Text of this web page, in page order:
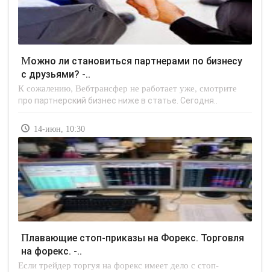
Можно ли становиться партнерами по бизнесу
с друзьями? -..
К сожалению, Вебтрансфер не работает уже, смотрите
про партнерский бизнес ниже в статье. Сегодня..
14-июн, 10:30
Плавающие стоп-приказы на Форекс. Торговля
на форекс. -..
Если трейдер торгуя на форекс имеет дело с стоп-